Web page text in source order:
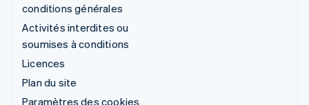
conditions générales
Activités interdites ou
soumises à conditions
Licences
Plan du site
Paramètres des cookies